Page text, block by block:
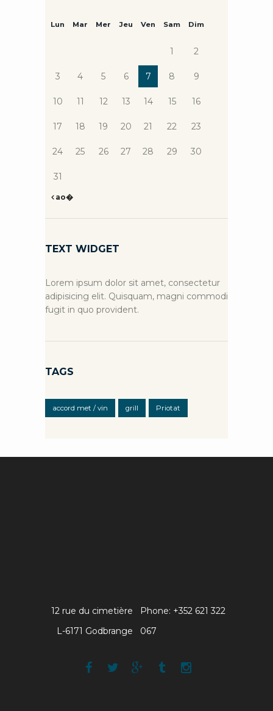
Lun Mar Mer Jeu Ven Sam Dim
1 2
3 4 5 6 7 8 9
10 11 12 13 14 15 16
17 18 19 20 21 22 23
24 25 26 27 28 29 30
31
ao�
TEXT WIDGET
Lorem ipsum dolor sit amet, consectetur
adipisicing elit. Quisquam, magni commodi
fugit in quo provident.
TAGS
accord met / vin grill Priotat
Phone: +352 621 322
067
12 rue du cimetière
L-6171 Godbrange